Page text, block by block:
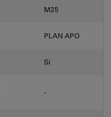
M25
PLAN APO
Sí
-